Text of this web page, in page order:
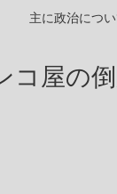
主に政治につ
コ屋の